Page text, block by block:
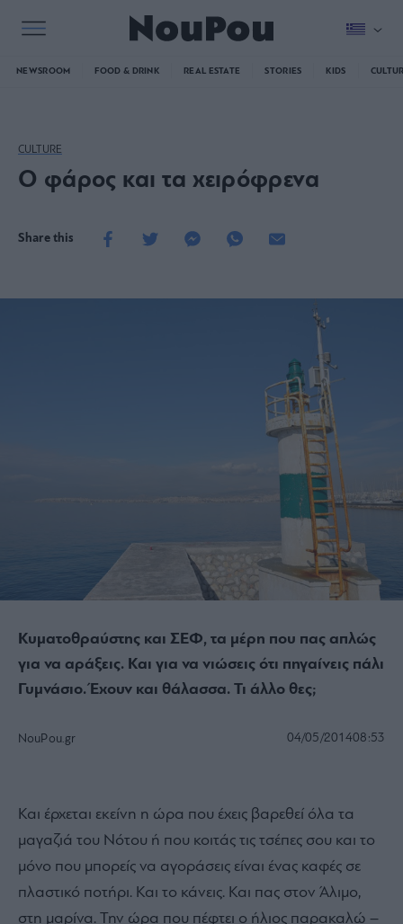
NEWSROOM FOOD & DRINK REAL ESTATE STORIES KIDS
CULTURE
Ο φάρος και τα χειρόφρενα
Share this
Κυματοθραύστης και ΣΕΦ, τα μέρη που πας απλώς
για να αράξεις. Και για να νιώσεις ότι πηγαίνεις πάλι
Γυμνάσιο. Έχουν και θάλασσα. Τι άλλο θες;
NouPou.gr 04/05/201408:53
Και έρχεται εκείνη η ώρα που έχεις βαρεθεί όλα τα
μαγαζιά του Νότου ή που κοιτάς τις τσέπες σου και το
μόνο που μπορείς να αγοράσεις είναι ένας καφές σε
πλαστικό ποτήρι. Και το κάνεις. Και πας στον Άλιμο,
στη μαρίνα. Την ώρα που πέφτει ο ήλιος παρακαλώ –